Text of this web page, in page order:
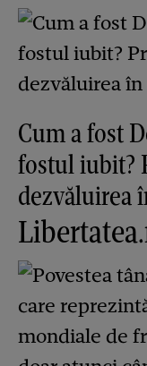
Cum a fost
fostul iubit?
dezvăluirea